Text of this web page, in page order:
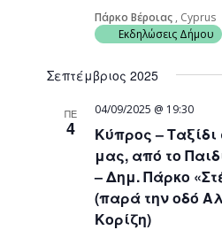
Πάρκο Βέροιας , Cyprus
Εκδηλώσεις Δήμου
Σεπτέμβριος 2025
ΠΕ
4
Κύπρος –
μας, από το
– Δημ. Πάρκο
(παρά την οδό
Κορίζη)
04/09/2025 @ 19:30